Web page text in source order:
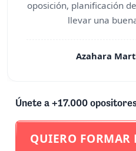
oposición, planificación
llevar una
Azahara
Únete a +17.000
QUIERO FORMAR